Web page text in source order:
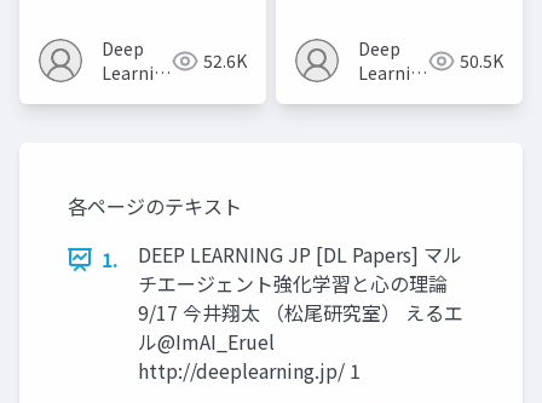
Deep
Learning
52.6K
Deep
Learning
50.5K
各ページのテキスト
1.
DEEP LEARNING JP [DL Papers] マル
チエージェント強化学習と心の理論
9/17 今井翔太 （松尾研究室） えるエ
ル@ImAI_Eruel
http://deeplearning.jp/ 1